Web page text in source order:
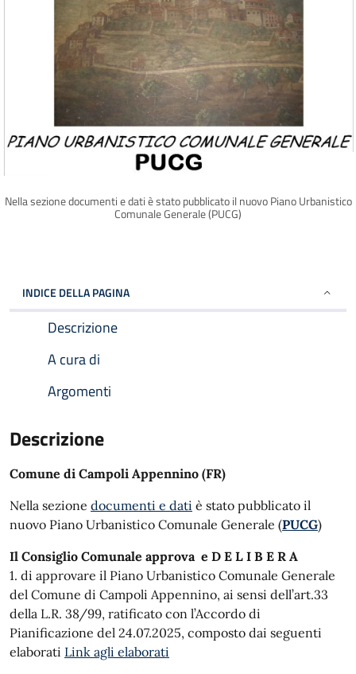
Nella sezione documenti e dati è stato pubblicato il nuovo Piano Urbanistico
Comunale Generale (PUCG)
INDICE DELLA PAGINA
Descrizione
A cura di
Argomenti
Descrizione
Comune di Campoli Appennino (FR)
Nella sezione documenti e dati è stato pubblicato il
nuovo Piano Urbanistico Comunale Generale (PUCG)
Il Consiglio Comunale approva e D E L I B E R A
1. di approvare il Piano Urbanistico Comunale Generale
del Comune di Campoli Appennino, ai sensi dell’art.33
della L.R. 38/99, ratificato con l’Accordo di
Pianificazione del 24.07.2025, composto dai seguenti
elaborati Link agli elaborati